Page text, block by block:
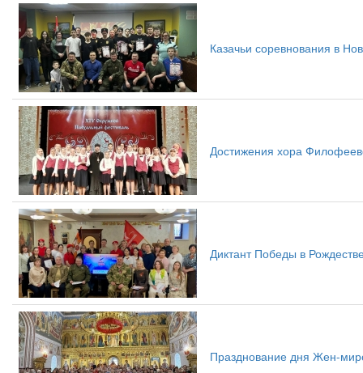
Казачьи соревнования в
Достижения хора
Диктант Победы в
Празднование дня Жен-